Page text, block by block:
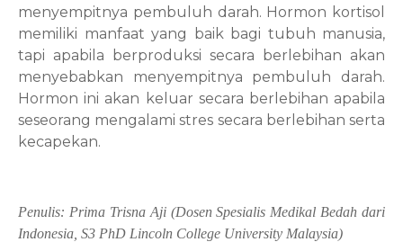
menyempitnya pembuluh darah. Hormon kortisol
memiliki manfaat yang baik bagi tubuh manusia,
tapi apabila berproduksi secara berlebihan akan
menyebabkan menyempitnya pembuluh darah.
Hormon ini akan keluar secara berlebihan apabila
seseorang mengalami stres secara berlebihan serta
kecapekan.
Penulis: Prima Trisna Aji (Dosen Spesialis Medikal Bedah dari
Indonesia, S3 PhD Lincoln College University Malaysia)